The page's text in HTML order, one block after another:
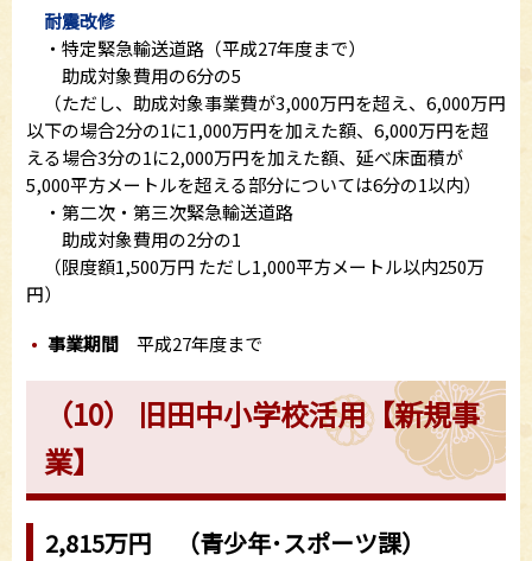
耐震改修
・特定緊急輸送道路（平成27年度まで）
助成対象費用の6分の5
（ただし、助成対象事業費が3,000万円を超え、6,000万円
以下の場合2分の1に1,000万円を加えた額、6,000万円を超
える場合3分の1に2,000万円を加えた額、延べ床面積が
5,000平方メートルを超える部分については6分の1以内）
・第二次・第三次緊急輸送道路
助成対象費用の2分の1
（限度額1,500万円 ただし1,000平方メートル以内250万
円）
事業期間 平成27年度まで
（10） 旧田中小学校活用【新規事
業】
2,815万円 （青少年･スポーツ課）